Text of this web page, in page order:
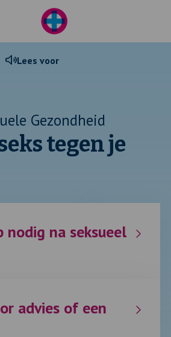
Lees voor
Gezondheid
tegen je
nodig na seksueel
advies of een